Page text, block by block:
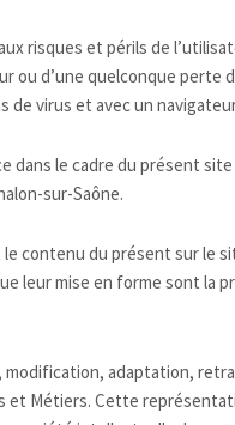
risques et périls de
ou d’une quelconque
virus et avec un
dans le cadre du présent
sur-Saône.
le contenu du présent sur le
leur mise en forme sont la
adaptation,
et Métiers. Cette